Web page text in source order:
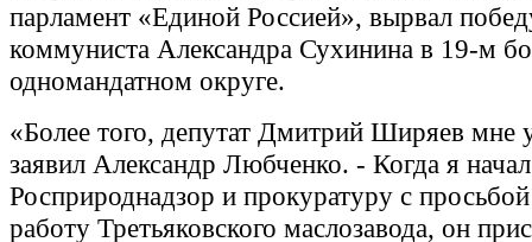
парламент «Единой Россией», вырвал
коммуниста Александра Сухинина в 19-м
одномандатном округе.
«Более того, депутат Дмитрий Ширяев мне
заявил Александр Любченко. - Когда я
Росприроднадзор и прокуратуру с
работу Третьяковского маслозавода, он